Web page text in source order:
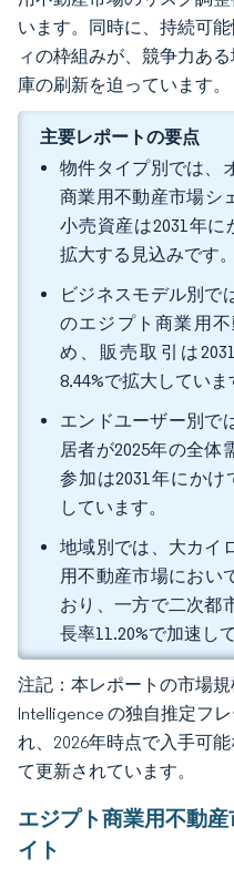
います。同時に、持続可
ィの枠組みが、競争力あ
庫の刷新を迫っています。
主要レポートの要点
物件タイプ別では、
商業用不動産市場シ
小売資産は2031年に
拡大する見込みです。
ビジネスモデル別で
のエジプト商業用不
め、販売取引は
8.44%で拡大していま
エンドユーザー別で
居者が2025年の全体
参加は2031年にかけ
しています。
地域別では、大カイ
用不動産市場におい
おり、一方で二次都
長率11.20%で加速し
注記：本レポートの市場
Intelligence の独自推定フ
れ、2026年時点で入手可
て更新されています。
エジプト商業用不動
イト